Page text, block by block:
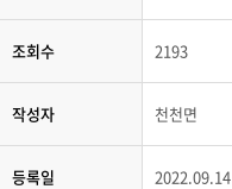
조회수 2193
작성자 천천면
등록일 2022.09.14